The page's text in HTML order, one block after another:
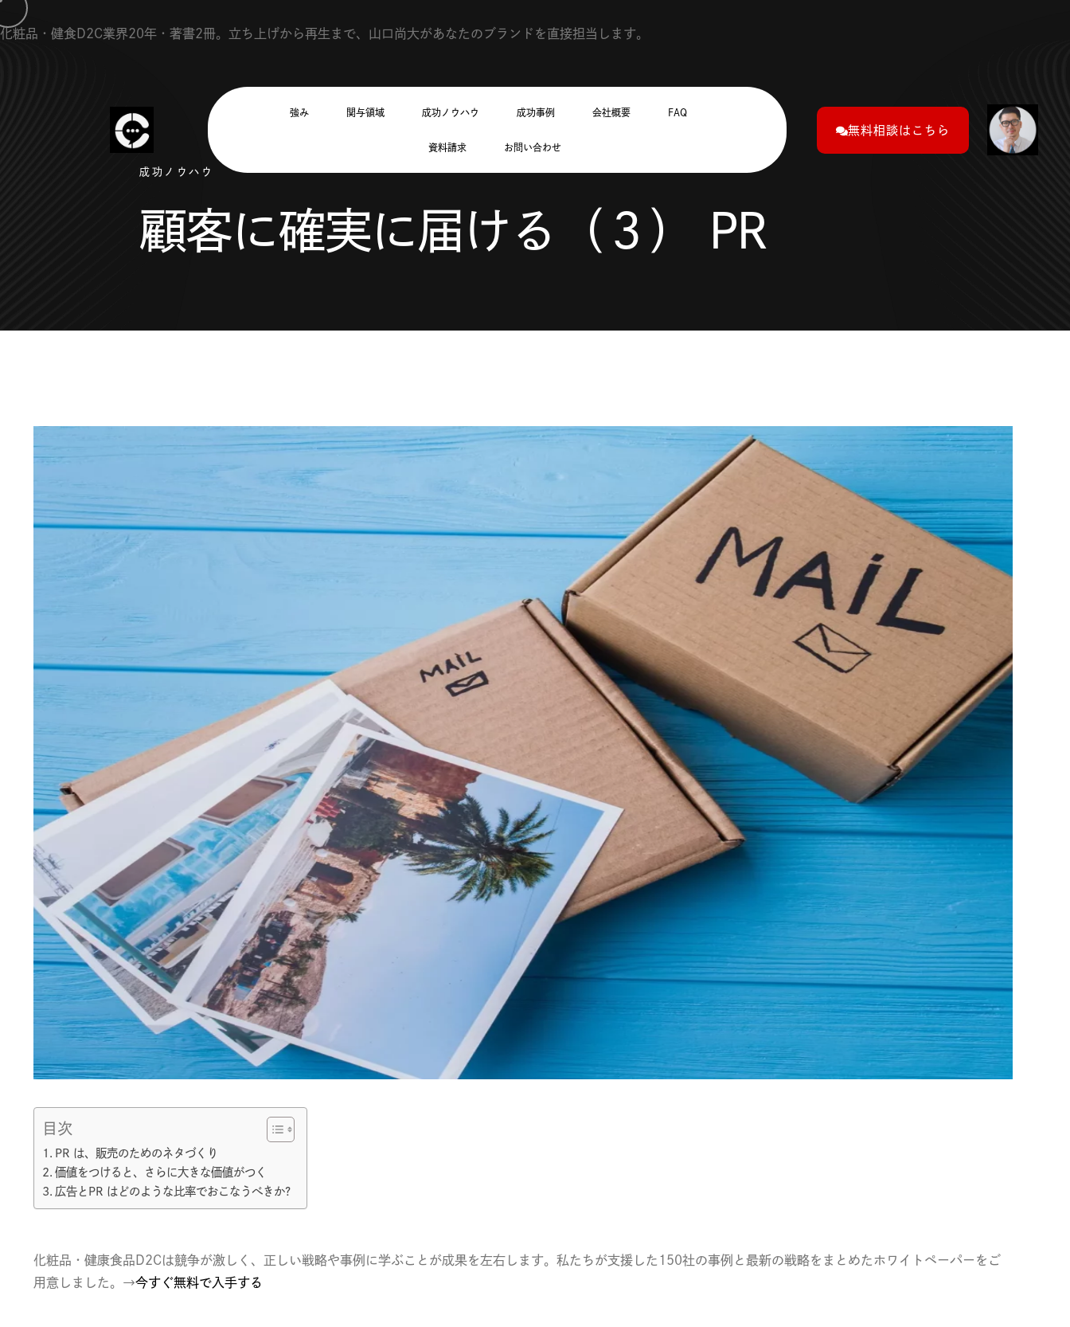
化粧品・健食D2C業界20年・著書2冊。立ち上げから再生まで、山口尚大があなたのブランドを直接担当します。
強み 関与領域 成功ノウハウ 成功事例 会社概要 FAQ
資料請求 お問い合わせ
無料相談はこちら
成功ノウハウ
顧客に確実に届ける（３） PR
目次
PR は、販売のためのネタづくり
価値をつけると、さらに大きな価値がつく
広告とPR はどのような比率でおこなうべきか?
化粧品・健康食品D2Cは競争が激しく、正しい戦略や事例に学ぶことが成果を左右します。私たちが支援した150社の事例と最新の戦略をまとめたホワイトペーパーをご
用意しました。→今すぐ無料で入手する